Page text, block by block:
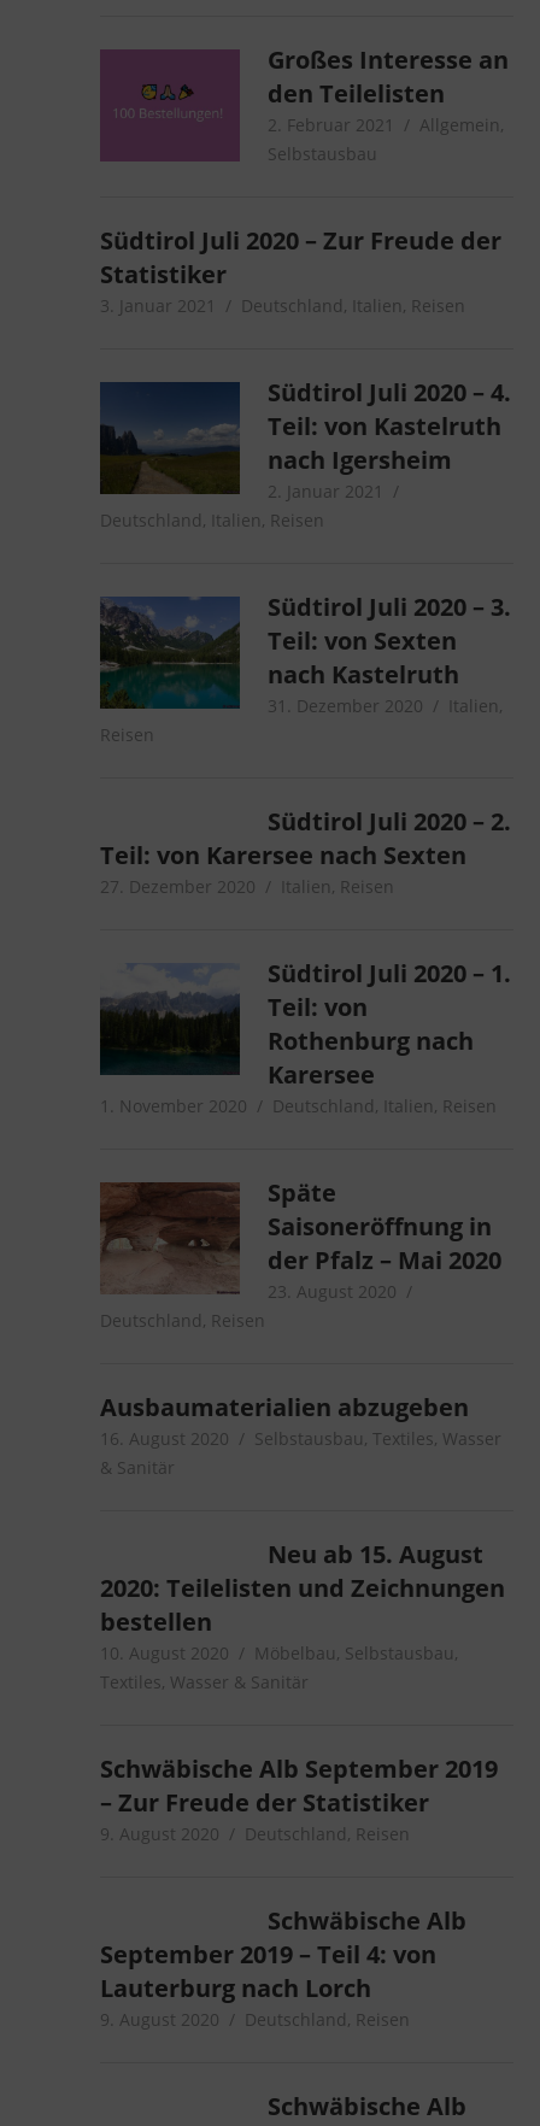
Großes Interesse an
den Teilelisten
2. Februar 2021 microcamper
Allgemein,
Selbstausbau
Südtirol Juli 2020 – Zur Freude der
Statistiker
3. Januar 2021 microcamper
Deutschland, Italien, Reisen
Südtirol Juli 2020 – 4.
Teil: von Kastelruth
nach Igersheim
2. Januar 2021
Deutschland, Italien, Reisen
Südtirol Juli 2020 – 3.
Teil: von Sexten
nach Kastelruth
31. Dezember 2020 Italien,
Reisen
Südtirol Juli 2020 – 2.
Teil: von Karersee nach Sexten
27. Dezember 2020 microcamper
Italien, Reisen
Südtirol Juli 2020 – 1.
Teil: von
Rothenburg nach
Karersee
1. November 2020 microcamper
Deutschland, Italien, Reisen
Späte
Saisoneröffnung in
der Pfalz – Mai 2020
23. August 2020
Deutschland, Reisen
Ausbaumaterialien abzugeben
16. August 2020 microcamper
Selbstausbau,Textiles, Wasser
& Sanitär
Neu ab 15. August
2020: Teilelisten und Zeichnungen
bestellen
10. August 2020 microcamper
Möbelbau, Selbstausbau,
Textiles, Wasser & Sanitär
Schwäbische Alb September 2019
– Zur Freude der Statistiker
9. August 2020 microcamper
Deutschland, Reisen
Schwäbische Alb
September 2019 – Teil 4: von
Lauterburg nach Lorch
9. August 2020 microcamper
Deutschland, Reisen
Schwäbische Alb